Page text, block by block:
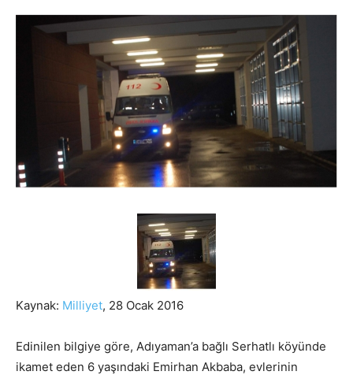
Kaynak: Milliyet, 28 Ocak 2016
Edinilen bilgiye göre, Adıyaman’a bağlı Serhatlı köyünde
ikamet eden 6 yaşındaki Emirhan Akbaba, evlerinin